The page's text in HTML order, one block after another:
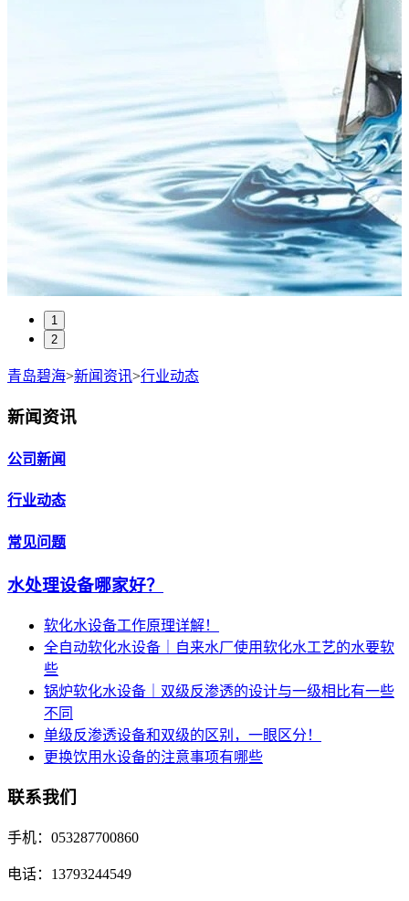
1
2
青岛碧海>新闻资讯>行业动态
新闻资讯
公司新闻
行业动态
常见问题
水处理设备哪家好？
软化水设备工作原理详解！
全自动软化水设备｜自来水厂使用软化水工艺的水要软
些
锅炉软化水设备｜双级反渗透的设计与一级相比有一些
不同
单级反渗透设备和双级的区别，一眼区分！
更换饮用水设备的注意事项有哪些
联系我们
手机：053287700860
电话：13793244549